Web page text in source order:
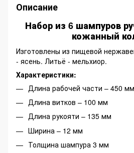
Описание
Набор из 6 шампуров
кожанный
Изготовлены из пищевой
- ясень. Литьё - мельхиор.
Характеристики:
Длина рабочей части – 450 мм
Длина витков – 100 мм
Длина рукояти – 135 мм
Ширина – 12 мм
Толщина шампура 3 мм